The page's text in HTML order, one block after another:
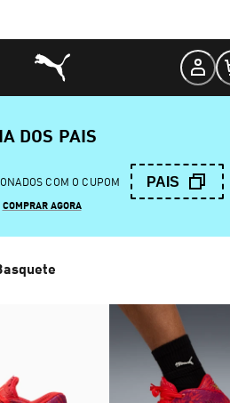
DOS PAIS
COM O CUPOM PAIS
COMPRAR AGORA